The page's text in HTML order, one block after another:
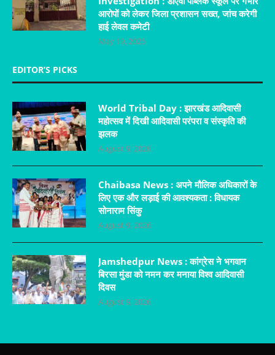
आरोपों को लेकर जिला प्रशासन सख्त, जांच करेगी
हाई लेवल कमेटी
May 19, 2025
EDITOR’S PICKS
World Tribal Day : झारखंड आदिवासी
महोत्सव में दिखी आदिवासी परंपरा व संस्कृति की
झलक
August 9, 2026
Chaibasa News : अपने मौलिक अधिकारों के
लिए एक और लड़ाई की आवश्यकता : विधायक
सोनाराम सिंकु
August 9, 2026
Jamshedpur News : कांग्रेस ने भगवान
बिरसा मुंडा को नमन कर मनाया विश्व आदिवासी
दिवस
August 9, 2026